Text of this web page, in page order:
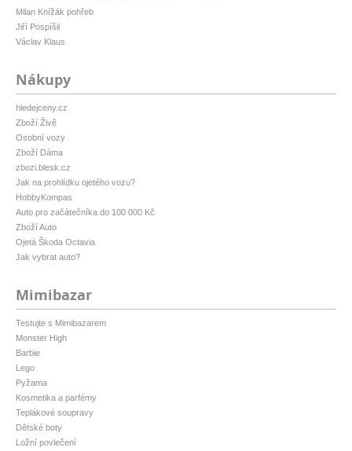
Milan Knížák pohřeb
Jiří Pospíšil
Václav Klaus
Nákupy
hledejceny.cz
Zboží Živě
Osobní vozy
Zboží Dáma
zbozi.blesk.cz
Jak na prohlídku ojetého vozu?
HobbyKompas
Auto pro začátečníka do 100 000 Kč
Zboží Auto
Ojetá Škoda Octavia
Jak vybrat auto?
Mimibazar
Testujte s Mimibazarem
Monster High
Barbie
Lego
Pyžama
Kosmetika a parfémy
Teplákové soupravy
Dětské boty
Ložní povlečení